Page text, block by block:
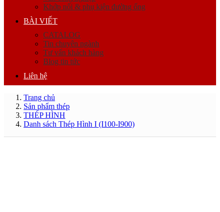
Khớp nối & phụ kiện đường ống
BÀI VIẾT
CATALOG
Tin chuyên ngành
Tư vấn khách hàng
Blog tin tức
Liên hệ
Trang chủ
Sản phẩm thép
THÉP HÌNH
Danh sách Thép Hình I (I100-I900)